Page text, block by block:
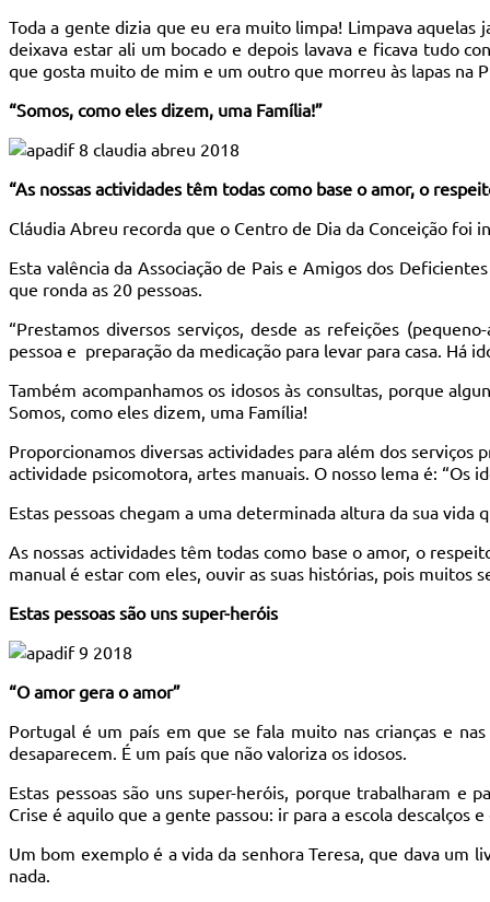
Toda a gente dizia que eu era muito limpa! Limpava aquelas
deixava estar ali um bocado e depois lavava e ficava tudo
que gosta muito de mim e um outro que morreu às lapas na
“Somos, como eles dizem, uma Família!”
“As nossas actividades têm todas como base o amor, o
Cláudia Abreu recorda que o Centro de Dia da Conceição
Esta valência da Associação de Pais e Amigos dos
que ronda as 20 pessoas.
“Prestamos diversos serviços, desde as refeições
pessoa e preparação da medicação para levar para casa. Há
Também acompanhamos os idosos às consultas, porque
Somos, como eles dizem, uma Família!
Proporcionamos diversas actividades para além dos
actividade psicomotora, artes manuais. O nosso lema é: “Os
Estas pessoas chegam a uma determinada altura da sua
As nossas actividades têm todas como base o amor, o
manual é estar com eles, ouvir as suas histórias, pois
Estas pessoas são uns super-heróis
“O amor gera o amor”
Portugal é um país em que se fala muito nas crianças e
desaparecem. É um país que não valoriza os idosos.
Estas pessoas são uns super-heróis, porque trabalharam e
Crise é aquilo que a gente passou: ir para a escola descalços
Um bom exemplo é a vida da senhora Teresa, que dava um
nada.